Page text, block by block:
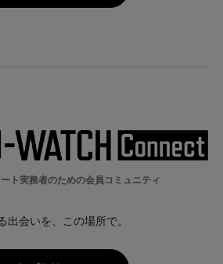
ウェブサイトへ
ト実務者のための会員コミュニティ
会いを、この場所で。